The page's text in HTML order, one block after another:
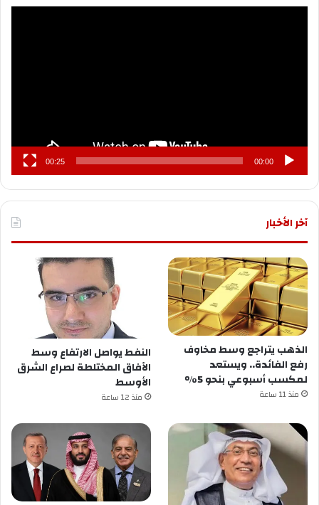
00:00
00:25
آخر الأخبار
الذهب يتراجع وسط مخاوف
رفع الفائدة.. ويستعد
لمكسب أسبوعي بنحو 5%
منذ 11 ساعة
النفط يواصل الارتفاع وسط
الآفاق المختلطة لصراع الشرق
الأوسط
منذ 12 ساعة